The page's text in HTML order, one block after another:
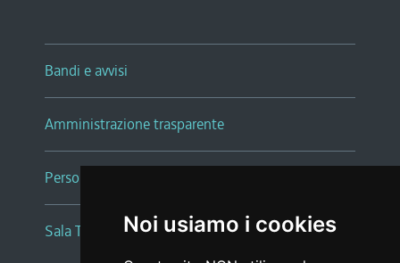
Noi usiamo i cookies
Bandi e avvisi
Amministrazione trasparente
Persone e Uffici
Sala Tiziano Tessitori